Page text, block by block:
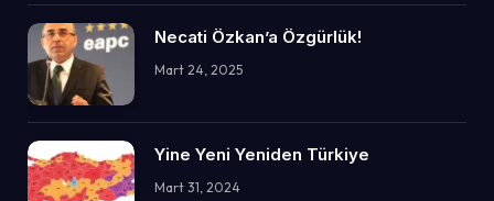
Necati Özkan’a Özgürlük!
Mart 24, 2025
Yine Yeni Yeniden Türkiye
Mart 31, 2024